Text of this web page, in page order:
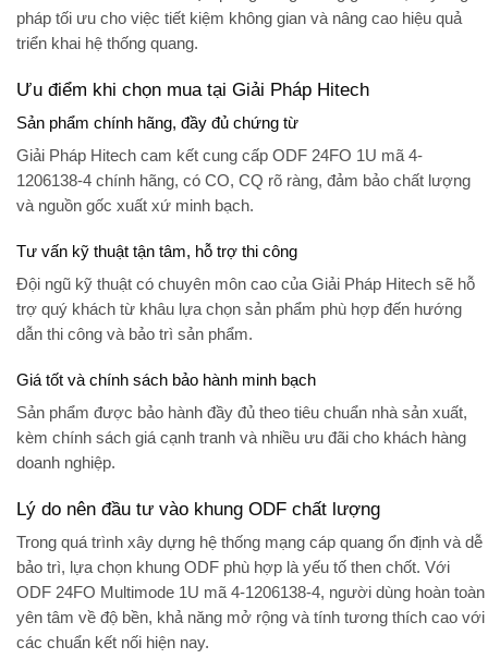
pháp tối ưu cho việc tiết kiệm không gian và nâng cao hiệu quả
triển khai hệ thống quang.
Ưu điểm khi chọn mua tại Giải Pháp Hitech
Sản phẩm chính hãng, đầy đủ chứng từ
Giải Pháp Hitech cam kết cung cấp ODF 24FO 1U mã 4-
1206138-4 chính hãng, có CO, CQ rõ ràng, đảm bảo chất lượng
và nguồn gốc xuất xứ minh bạch.
Tư vấn kỹ thuật tận tâm, hỗ trợ thi công
Đội ngũ kỹ thuật có chuyên môn cao của Giải Pháp Hitech sẽ hỗ
trợ quý khách từ khâu lựa chọn sản phẩm phù hợp đến hướng
dẫn thi công và bảo trì sản phẩm.
Giá tốt và chính sách bảo hành minh bạch
Sản phẩm được bảo hành đầy đủ theo tiêu chuẩn nhà sản xuất,
kèm chính sách giá cạnh tranh và nhiều ưu đãi cho khách hàng
doanh nghiệp.
Lý do nên đầu tư vào khung ODF chất lượng
Trong quá trình xây dựng hệ thống mạng cáp quang ổn định và dễ
bảo trì, lựa chọn khung ODF phù hợp là yếu tố then chốt. Với
ODF 24FO Multimode 1U mã 4-1206138-4, người dùng hoàn toàn
yên tâm về độ bền, khả năng mở rộng và tính tương thích cao với
các chuẩn kết nối hiện nay.